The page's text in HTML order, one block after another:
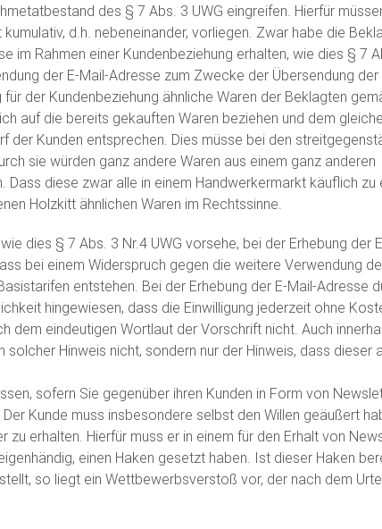
des § 7 Abs. 3 UWG eingreifen. Hierfür
d.h. nebeneinander, vorliegen. Zwar habe die
im Rahmen einer Kundenbeziehung erhalten, wie dies § 7
der E-Mail-Adresse zum Zwecke der Übersendung der
der Kundenbeziehung ähnliche Waren der Beklagten
auf die bereits gekauften Waren beziehen und dem
der Kunden entsprechen. Dies müsse bei den
sie würden ganz andere Waren aus einem ganz anderen
Dass diese zwar alle in einem Handwerkermarkt käuflich zu
Holzkitt ähnlichen Waren im Rechtssinne.
dies § 7 Abs. 3 Nr.4 UWG vorsehe, bei der Erhebung der
bei einem Widerspruch gegen die weitere Verwendung
entstehen. Bei der Erhebung der E-Mail-Adresse
hingewiesen, dass die Einwilligung jederzeit ohne
dem eindeutigen Wortlaut der Vorschrift nicht. Auch
Hinweis nicht, sondern nur der Hinweis, dass dieser
sofern Sie gegenüber ihren Kunden in Form von
Kunde muss insbesondere selbst den Willen geäußert
zu erhalten. Hierfür muss er in einem für den Erhalt von
einen Haken gesetzt haben. Ist dieser Haken
so liegt ein Wettbewerbsverstoß vor, der nach dem